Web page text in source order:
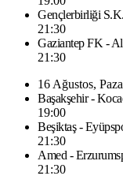
Gençlerbirliği
21:30
Gaziantep FK -
21:30
16 Ağustos,
Başakşehir -
19:00
Beşiktaş -
21:30
Amed -
21:30